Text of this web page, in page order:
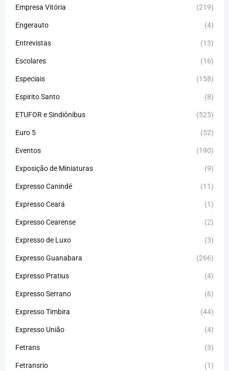
Empresa Vitória (219)
Engerauto (4)
Entrevistas (13)
Escolares (16)
Especiais (158)
Espirito Santo (8)
ETUFOR e Sindiônibus (525)
Euro 5 (52)
Eventos (190)
Exposição de Miniaturas (9)
Expresso Canindé (11)
Expresso Ceará (1)
Expresso Cearense (2)
Expresso de Luxo (3)
Expresso Guanabara (266)
Expresso Pratius (4)
Expresso Serrano (6)
Expresso Timbira (44)
Expresso União (4)
Fetrans (3)
Fetransrio (1)